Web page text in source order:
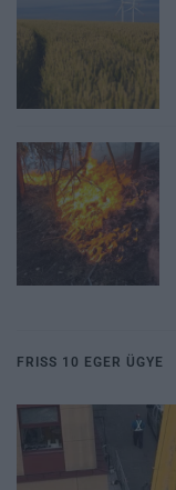
FRISS 10 EGER ÜGYE